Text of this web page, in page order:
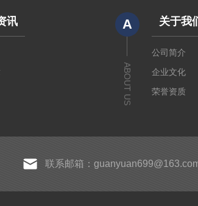
讯 A
ABOUT US
关于我
公司简介
企业文化
荣誉资质
联系邮箱：